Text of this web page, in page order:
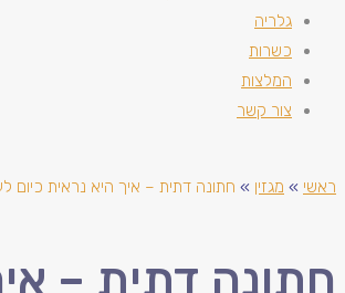
גלריה
כשרות
המלצות
צור קשר
ראשי » מגזין » חתונה דתית – איך היא נראית כיום
חתונה דתית –